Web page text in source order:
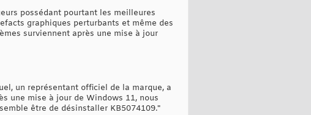
possédant pourtant les meilleures
graphiques perturbants et même des
surviennent après une mise à jour
un représentant officiel de la marque, a
une mise à jour de Windows 11, nous
être de désinstaller KB5074109."